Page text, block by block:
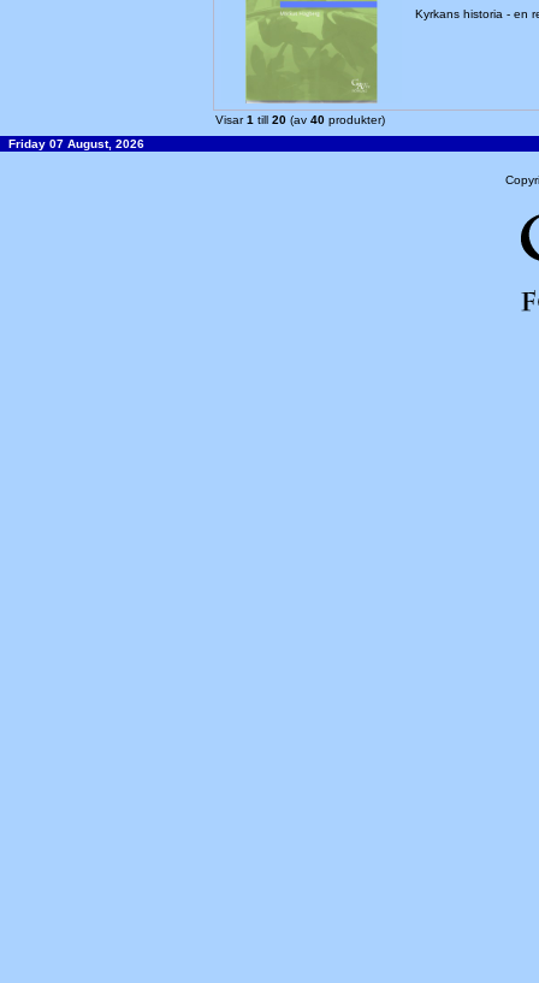
Kyrkans historia - en
Visar1 till 20 (av 40 produkter)
Friday 07 August, 2026